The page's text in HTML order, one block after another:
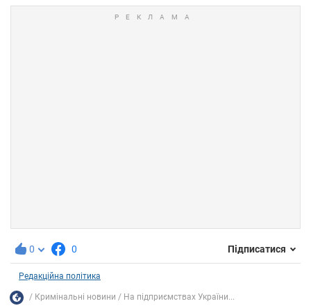
0 0 Підписатися
Редакційна політика
Кримінальні новини На підприємствах України...